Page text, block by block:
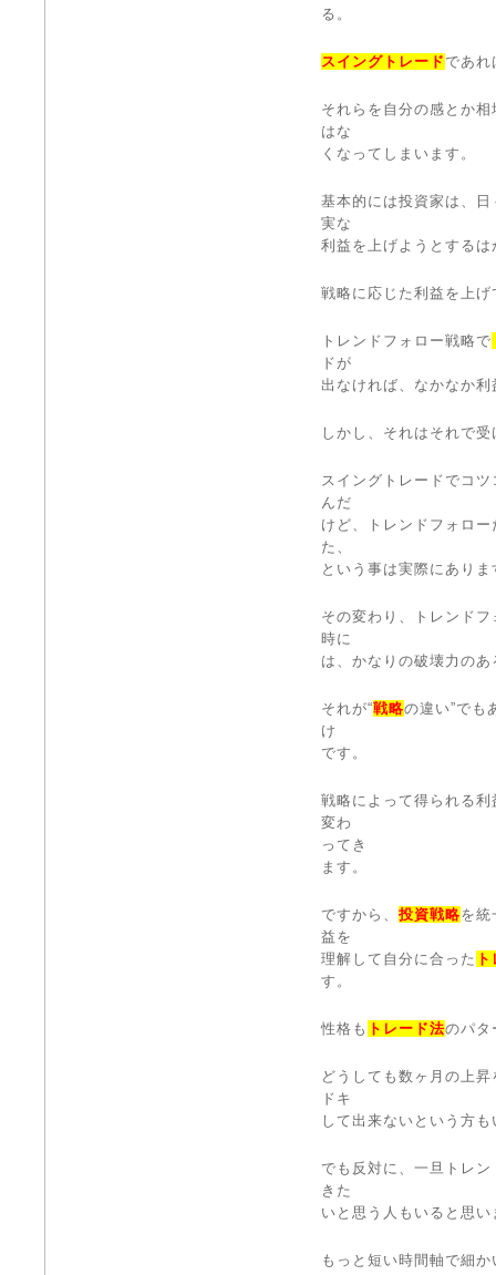
る。
スイングトレード であれ
それらを自分の感とか
はな
くなってしまいます。
基本的には投資家は、
実な
利益を上げようとする
戦略に応じた利益を上
トレンドフォロー戦略で
ドが
出なければ、なかなか
しかし、それはそれで
スイングトレードでコ
んだ
けど、トレンドフォロ
た、
という事は実際にありま
その変わり、トレンド
時に
は、かなりの破壊力の
それが“戦略の違い”でも
け
です。
戦略によって得られる
変わ
ってき
ます。
ですから、 投資戦略を統
益を
理解して自分に合った
す。
性格も トレード法のパタ
どうしても数ヶ月の上
ドキ
して出来ないという方
でも反対に、一旦トレ
きた
いと思う人もいると思い
もっと短い時間軸で細